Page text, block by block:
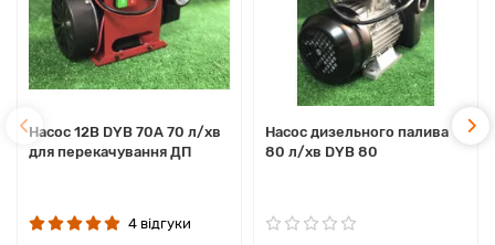
Насос 12В DYB 70А 70 л/хв
для перекачування ДП
4 відгуки
Насос дизельного палива
80 л/хв DYB 80